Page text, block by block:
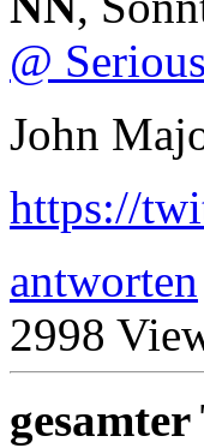
@
John
https://
antworten
2998